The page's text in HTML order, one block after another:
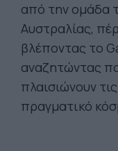
από την ομάδα
Αυστραλίας,
βλέποντας το
αναζητώντας
πλαισιώνουν
πραγματικό